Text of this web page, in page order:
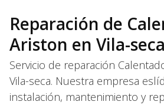
Reparación de
Ariston en Vila-seca
Servicio de reparación
Vila-seca. Nuestra empresa
instalación, mantenimiento y